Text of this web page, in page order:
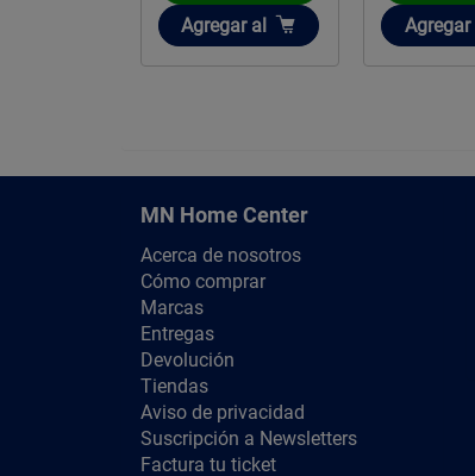
Añadir
Agregar al
Añadir
Agregar
MN Home Center
Acerca de nosotros
Cómo comprar
Marcas
Entregas
Devolución
Tiendas
Aviso de privacidad
Suscripción a Newsletters
Factura tu ticket